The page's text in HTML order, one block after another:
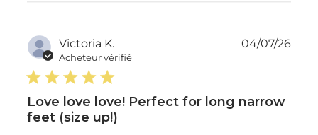
Victoria K.
Acheteur vérifié
Love love love! Perfect for long narrow
feet (size up!)
Date
04/07/26